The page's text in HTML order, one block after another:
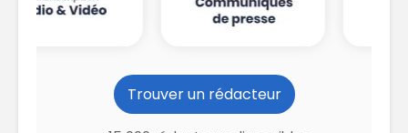
Trouver un rédacteur